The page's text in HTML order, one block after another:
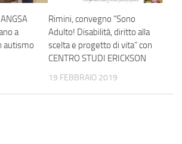
a
autismo
Rimini, convegno “Sono
Adulto! Disabilità, diritto alla
scelta e progetto di vita” con
CENTRO STUDI ERICKSON
19 FEBBRAIO 2019